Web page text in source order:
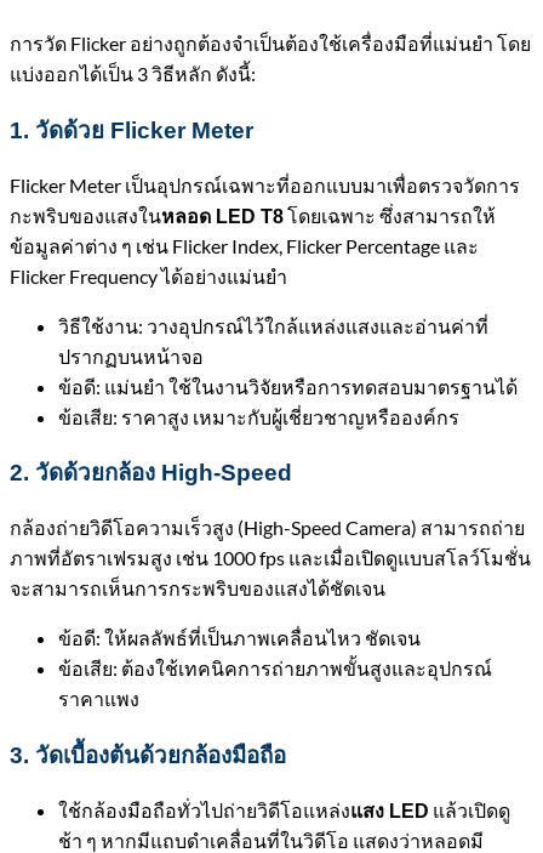
การวัด Flicker อย่างถูกต้องจำเป็นต้องใช้เครื่องมือที่แม่นยำ โดย
แบ่งออกได้เป็น 3 วิธีหลัก ดังนี้:
1. วัดด้วย Flicker Meter
Flicker Meter เป็นอุปกรณ์เฉพาะที่ออกแบบมาเพื่อตรวจวัดการ
กะพริบของแสงในหลอด LED T8โดยเฉพาะ ซึ่งสามารถให้
ข้อมูลค่าต่าง ๆ เช่น Flicker Index, Flicker Percentage และ
Flicker Frequency ได้อย่างแม่นยำ
วิธีใช้งาน: วางอุปกรณ์ไว้ใกล้แหล่งแสงและอ่านค่าที่
ปรากฏบนหน้าจอ
ข้อดี: แม่นยำ ใช้ในงานวิจัยหรือการทดสอบมาตรฐานได้
ข้อเสีย: ราคาสูง เหมาะกับผู้เชี่ยวชาญหรือองค์กร
2. วัดด้วยกล้อง High-Speed
กล้องถ่ายวิดีโอความเร็วสูง (High-Speed Camera) สามารถถ่าย
ภาพที่อัตราเฟรมสูง เช่น 1000 fps และเมื่อเปิดดูแบบสโลว์โมชั่น
จะสามารถเห็นการกระพริบของแสงได้ชัดเจน
ข้อดี: ให้ผลลัพธ์ที่เป็นภาพเคลื่อนไหว ชัดเจน
ข้อเสีย: ต้องใช้เทคนิคการถ่ายภาพขั้นสูงและอุปกรณ์
ราคาแพง
3. วัดเบื้องต้นด้วยกล้องมือถือ
ใช้กล้องมือถือทั่วไปถ่ายวิดีโอแหล่งแสง LED แล้วเปิดดู
ช้า ๆ หากมีแถบดำเคลื่อนที่ในวิดีโอ แสดงว่าหลอดมี